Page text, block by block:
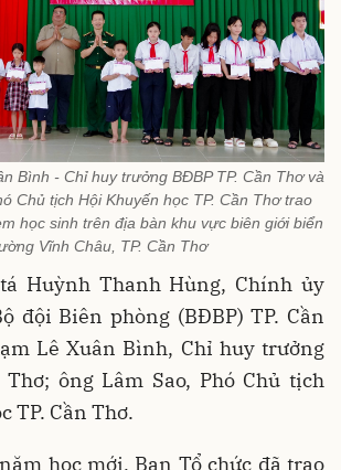
Bình - Chỉ huy trưởng BĐBP TP. Cần Thơ và
Chủ tịch Hội Khuyến học TP. Cần Thơ trao
học sinh trên địa bàn khu vực biên giới biển
Vĩnh Châu, TP. Cần Thơ
Huỳnh Thanh Hùng, Chính ủy
đội Biên phòng (BĐBP) TP. Cần
Lê Xuân Bình, Chỉ huy trưởng
Thơ; ông Lâm Sao, Phó Chủ tịch
TP. Cần Thơ.
học mới, Ban Tổ chức đã trao